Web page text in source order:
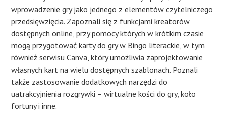
wprowadzenie gry jako jednego z elementów czytelniczego
przedsięwzięcia. Zapoznali się z funkcjami kreatorów
dostępnych online, przy pomocy których w krótkim czasie
mogą przygotować karty do gry w Bingo literackie, w tym
również serwisu Canva, który umożliwia zaprojektowanie
własnych kart na wielu dostępnych szablonach. Poznali
także zastosowanie dodatkowych narzędzi do
uatrakcyjnienia rozgrywki – wirtualne kości do gry, koło
fortuny i inne.